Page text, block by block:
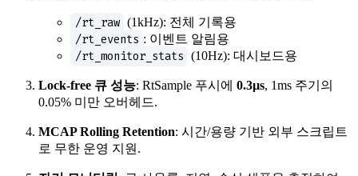
/rt_raw (1kHz): 전체 기록용
/rt_events : 이벤트 알림용
/rt_monitor_stats (10Hz): 대시보드용
Lock-free 큐 성능: RtSample 푸시에 0.3µs, 1ms 주기의
0.05% 미만 오버헤드.
MCAP Rolling Retention: 시간/용량 기반 외부 스크립트
로 무한 운영 지원.